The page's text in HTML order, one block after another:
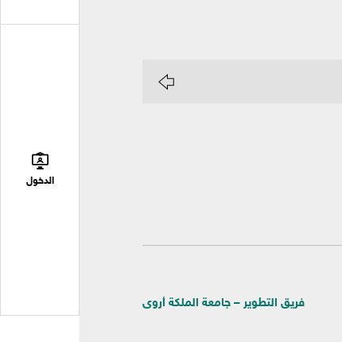
الدخول
فريق التطوير – جامعة الملكة أروى